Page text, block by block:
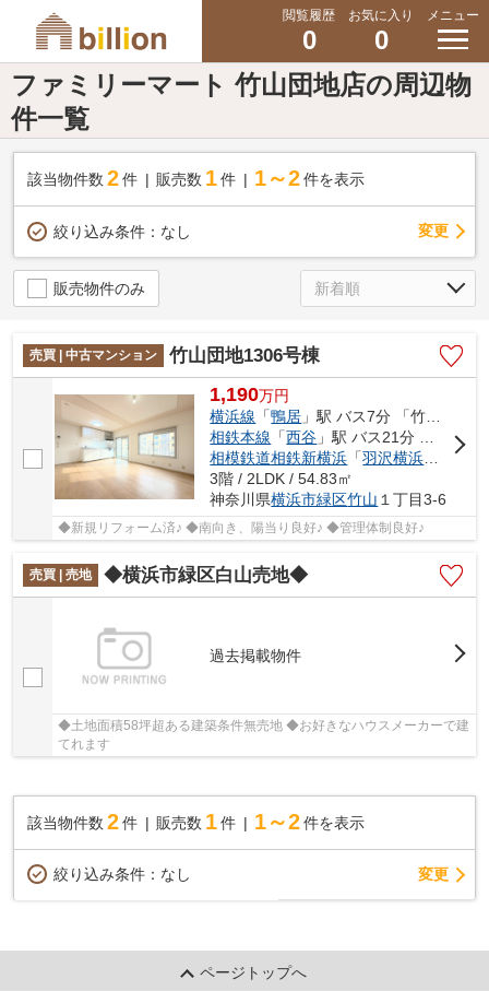
閲覧履歴
0
お気に入り
0
メニュー
ファミリーマート 竹山団地店の周辺物
件一覧
該当物件数 2件 販売数 1 件 1～2 件を表示
絞り込み条件： なし 変更
販売物件のみ
売買 | 中古マンション 竹山団地1306号棟
1,190万円
横浜線 「鴨居 」駅 バス7分 「竹山団地入口」 停歩3分
相鉄本線 「西谷 」駅 バス21分 「幼稚園前〔緑区〕」 停歩3分
相模鉄道相鉄新横浜 「羽沢横浜国大
」駅
3階 / 2LDK / 54.83㎡
神奈川県横浜市緑区竹山 １丁目3-6
◆新規リフォーム済♪ ◆南向き、陽当り良好♪ ◆管理体制良好♪
売買 | 売地 ◆横浜市緑区白山売地◆
過去掲載物件
◆土地面積58坪超ある建築条件無売地 ◆お好きなハウスメーカーで建
てれます
該当物件数 2件 販売数 1 件 1～2 件を表示
絞り込み条件： なし 変更
ページトップへ